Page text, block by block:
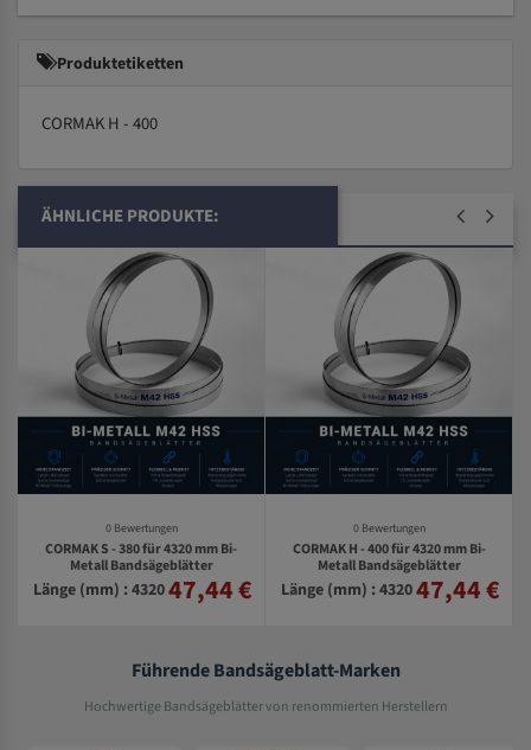
Produktetiketten
CORMAK H - 400
ÄHNLICHE PRODUKTE:
0 Bewertungen
CORMAK S - 380 für 4320 mm Bi-
Metall Bandsägeblätter
Länge (mm) : 432047,44 €
0 Bewertungen
CORMAK H - 400 für 4320 mm Bi-
Metall Bandsägeblätter
Länge (mm) : 432047,44 €
Führende Bandsägeblatt-Marken
Hochwertige Bandsägeblätter von renommierten Herstellern